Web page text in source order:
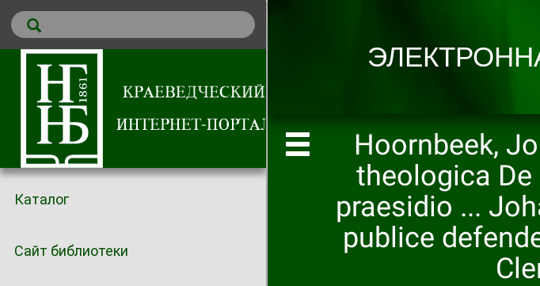
Каталог
Сайт библиотеки
Hoornbeek,
theologica De
praesidio ...
publice